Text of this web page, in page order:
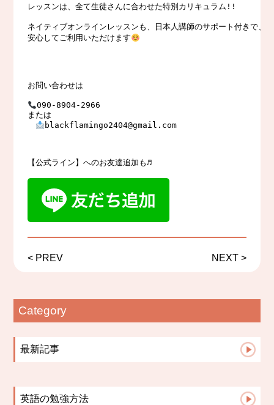
Category
最新記事
【札幌の英語教室】小学生の宿題は「思い出...
英語の勉強方法
レッスンは、全て生徒さんに合わせた特別カリキュラム!!
ネイティブオンラインレッスンも、日本人講師のサポート付きで、
安心してご利用いただけます
お問い合わせは
090-8904-2966
または
blackflamingo2404@gmail.com
【公式ライン】へのお友達追加も♬
< PREV NEXT >